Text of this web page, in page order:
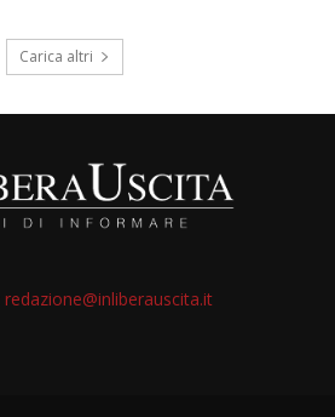
Carica altri
redazione@inliberauscita.it